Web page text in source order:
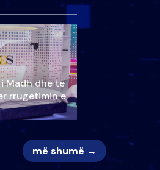
Madh dhe të
rrugëtimin e
më shumë →